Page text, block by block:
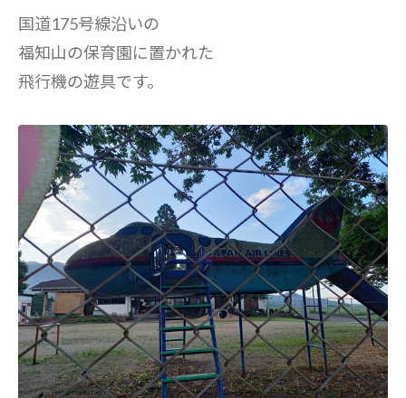
国道175号線沿いの
福知山の保育園に置かれた
飛行機の遊具です。